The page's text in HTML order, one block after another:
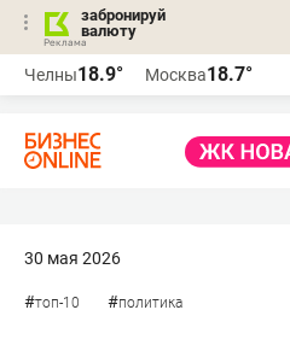
забронируй
валюту
Челны18.9° Москва18.7°
30 мая 2026
#топ-10 #политика